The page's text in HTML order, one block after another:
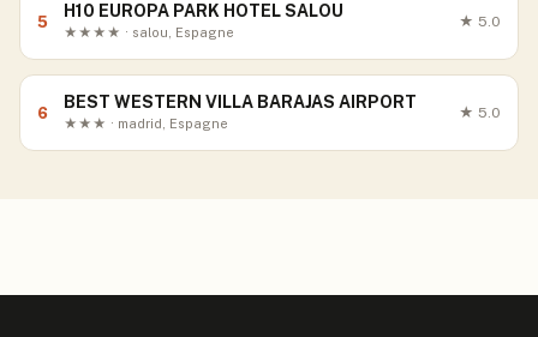
5
H10 EUROPA PARK HOTEL SALOU
★★★★ · salou, Espagne
★ 5.0
6
BEST WESTERN VILLA BARAJAS AIRPORT
★★★ · madrid, Espagne
★ 5.0